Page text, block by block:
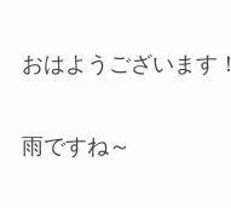
おはようございます！
雨ですね～